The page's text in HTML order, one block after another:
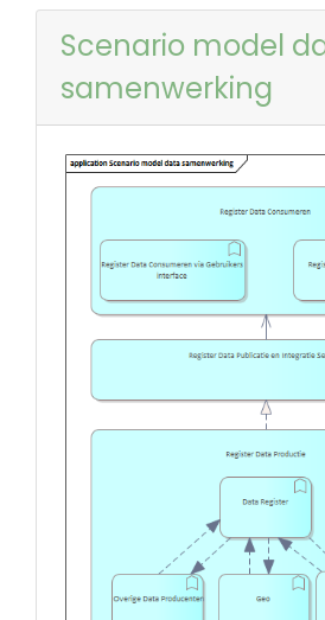
Scenario model
samenwerking